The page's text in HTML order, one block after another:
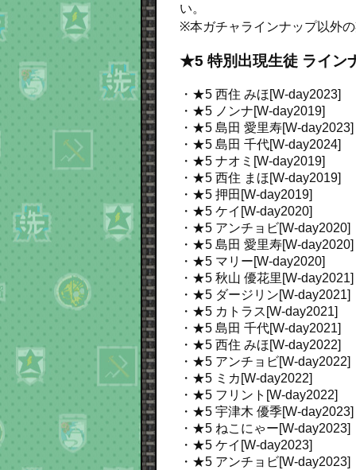
い。
※本ガチャラインナップ以外
★5 特別出現生徒 ライン
・★5 西住 みほ[W-day2023]
・★5 ノンナ[W-day2019]
・★5 島田 愛里寿[W-day2023]
・★5 島田 千代[W-day2024]
・★5 ナオミ[W-day2019]
・★5 西住 まほ[W-day2019]
・★5 押田[W-day2019]
・★5 ケイ[W-day2020]
・★5 アンチョビ[W-day2020]
・★5 島田 愛里寿[W-day2020]
・★5 マリー[W-day2020]
・★5 秋山 優花里[W-day2021]
・★5 ダージリン[W-day2021]
・★5 カトラス[W-day2021]
・★5 島田 千代[W-day2021]
・★5 西住 みほ[W-day2022]
・★5 アンチョビ[W-day2022]
・★5 ミカ[W-day2022]
・★5 フリント[W-day2022]
・★5 宇津木 優季[W-day2023]
・★5 ねこにゃー[W-day2023]
・★5 ケイ[W-day2023]
・★5 アンチョビ[W-day2023]